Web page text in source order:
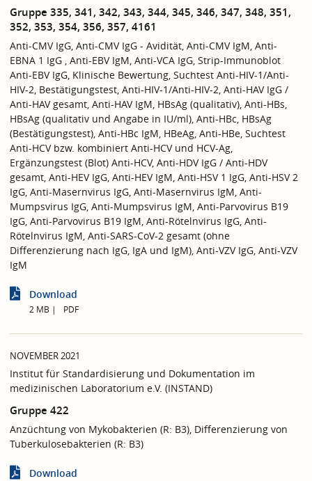
Gruppe 335, 341, 342, 343, 344, 345, 346, 347, 348, 351,
352, 353, 354, 356, 357, 4161
Anti-CMV IgG, Anti-CMV IgG - Avidität, Anti-CMV IgM, Anti-
EBNA 1 IgG , Anti-EBV IgM, Anti-VCA IgG, Strip-Immunoblot
Anti-EBV IgG, Klinische Bewertung, Suchtest Anti-HIV-1/Anti-
HIV-2, Bestätigungstest, Anti-HIV-1/Anti-HIV-2, Anti-HAV IgG /
Anti-HAV gesamt, Anti-HAV IgM, HBsAg (qualitativ), Anti-HBs,
HBsAg (qualitativ und Angabe in IU/ml), Anti-HBc, HBsAg
(Bestätigungstest), Anti-HBc IgM, HBeAg, Anti-HBe, Suchtest
Anti-HCV bzw. kombiniert Anti-HCV und HCV-Ag,
Ergänzungstest (Blot) Anti-HCV, Anti-HDV IgG / Anti-HDV
gesamt, Anti-HEV IgG, Anti-HEV IgM, Anti-HSV 1 IgG, Anti-HSV 2
IgG, Anti-Masernvirus IgG, Anti-Masernvirus IgM, Anti-
Mumpsvirus IgG, Anti-Mumpsvirus IgM, Anti-Parvovirus B19
IgG, Anti-Parvovirus B19 IgM, Anti-Rötelnvirus IgG, Anti-
Rötelnvirus IgM, Anti-SARS-CoV-2 gesamt (ohne
Differenzierung nach IgG, IgA und IgM), Anti-VZV IgG, Anti-VZV
IgM
Download
2 MB PDF
NOVEMBER 2021
Institut für Standardisierung und Dokumentation im
medizinischen Laboratorium e.V. (INSTAND)
Gruppe 422
Anzüchtung von Mykobakterien (R: B3), Differenzierung von
Tuberkulosebakterien (R: B3)
Download